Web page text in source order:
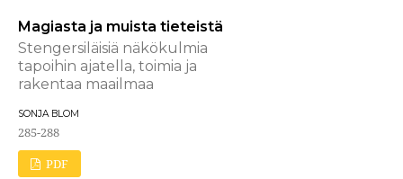
Magiasta ja muista tieteistä
Stengersiläisiä näkökulmia
tapoihin ajatella, toimia ja
rakentaa maailmaa
SONJA BLOM
285-288
PDF